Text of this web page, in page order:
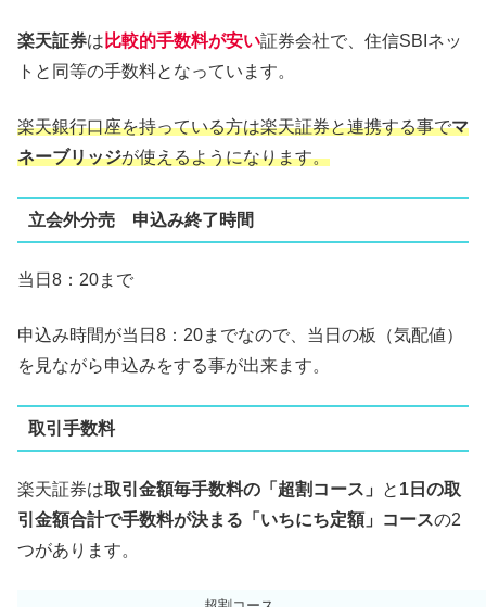
楽天証券は 比較的手数料が安い証券会社で、住信SBIネッ
トと同等の手数料となっています。
楽天銀行口座を持っている方は楽天証券と連携する事でマ
ネーブリッジが使えるようになります。
立会外分売 申込み終了時間
当日8：20まで
申込み時間が当日8：20までなので、当日の板（気配値）
を見ながら申込みをする事が出来ます。
取引手数料
楽天証券は取引金額毎手数料の「超割コース」 と 1日の取
引金額合計で手数料が決まる「いちにち定額」コースの2
つがあります。